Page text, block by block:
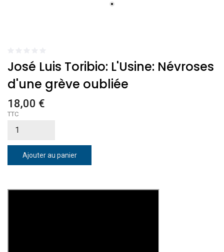
José Luis Toribio: L'Usine: Névroses
d'une grève oubliée
18,00 €
TTC
Ajouter au panier